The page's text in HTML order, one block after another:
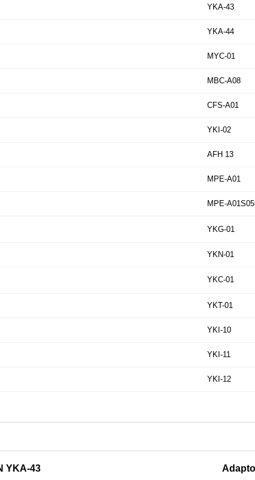
YKA-43
YKA-44
MYC-01
MBC-A08
CFS-A01
YKI-02
AFH 13
MPE-A01
MPE-A01S05
YKG-01
YKN-01
YKC-01
YKT-01
YKI-10
YKI-11
YKI-12
YKA-43